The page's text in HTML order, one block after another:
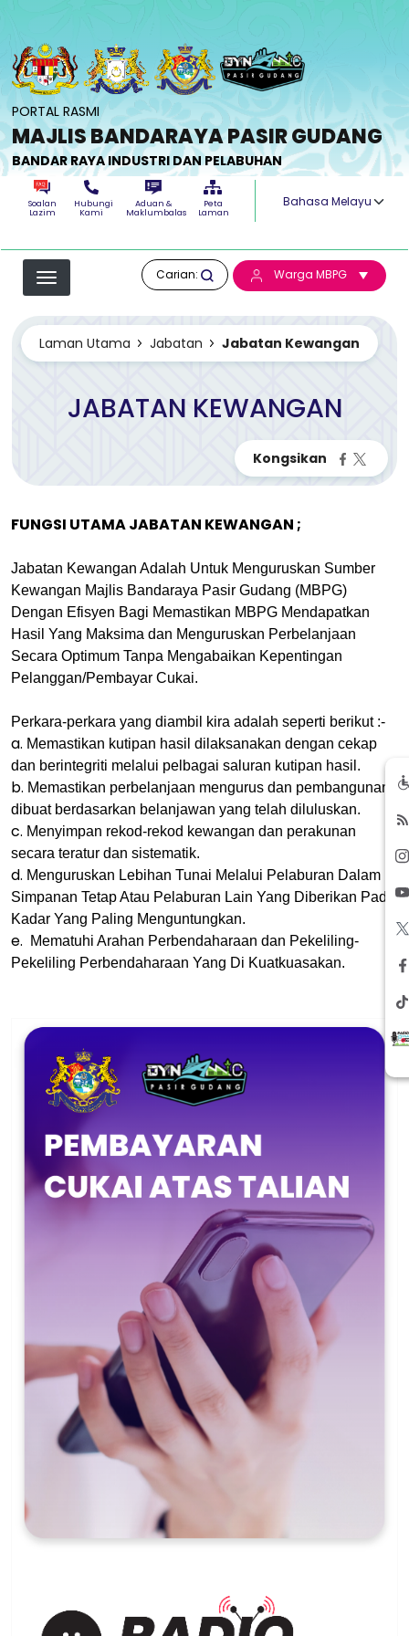
PORTAL RASMI
MAJLIS BANDARAYA PASIR GUDANG
BANDAR RAYA INDUSTRI DAN PELABUHAN
Soalan
Lazim
Hubungi
Kami
Aduan &
Maklumbalas
Peta
Laman
Select your
Carian: Warga MBPG
Laman Utama Jabatan Jabatan Kewangan
JABATAN KEWANGAN
FUNGSI UTAMA JABATAN KEWANGAN ;
Jabatan Kewangan Adalah Untuk Menguruskan Sumber
Kewangan Majlis Bandaraya Pasir Gudang (MBPG)
Dengan Efisyen Bagi Memastikan MBPG Mendapatkan
Hasil Yang Maksima dan Menguruskan Perbelanjaan
Secara Optimum Tanpa Mengabaikan Kepentingan
Pelanggan/Pembayar Cukai.
Perkara-perkara yang diambil kira adalah seperti berikut :-
a. Memastikan kutipan hasil dilaksanakan dengan cekap
dan berintegriti melalui pelbagai saluran kutipan hasil.
b. Memastikan perbelanjaan mengurus dan pembangunan
dibuat berdasarkan belanjawan yang telah diluluskan.
c. Menyimpan rekod-rekod kewangan dan perakunan
secara teratur dan sistematik.
d. Menguruskan Lebihan Tunai Melalui Pelaburan Dalam
Simpanan Tetap Atau Pelaburan Lain Yang Diberikan Pada
Kadar Yang Paling Menguntungkan.
e.
Mematuhi Arahan Perbendaharaan dan Pekeliling-
Pekeliling Perbendaharaan Yang Di Kuatkuasakan.